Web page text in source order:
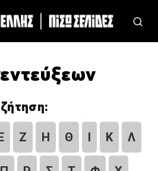
Ζ Η Θ Ι Κ Λ